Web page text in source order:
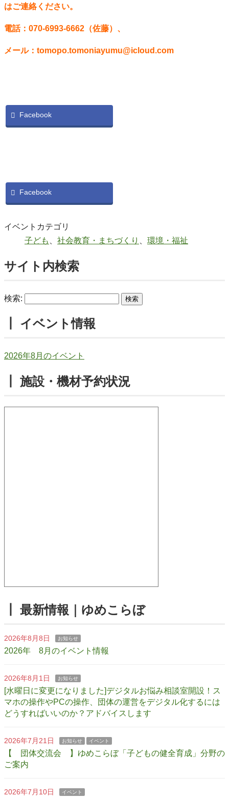
はご連絡ください。
電話：070-6993-6662（佐藤）、
メール：tomopo.tomoniayumu@icloud.com
Facebook
Facebook
イベントカテゴリ
子ども
社会教育・まちづくり 環境・福祉
サイト内検索
検索:
┃ イベント情報
2026年8月のイベント
┃ 施設・機材予約状況
┃ 最新情報｜ゆめこらぼ
2026年8月8日 お知らせ
2026年 8月のイベント情報
2026年8月1日 お知らせ
[水曜日に変更になりました]デジタルお悩み相談室開設！ス
マホの操作やPCの操作、団体の運営をデジタル化するには
どうすればいいのか？アドバイスします
2026年7月21日 お知らせ イベント
【 団体交流会 】ゆめこらぼ「子どもの健全育成」分野の
ご案内
2026年7月10日 イベント